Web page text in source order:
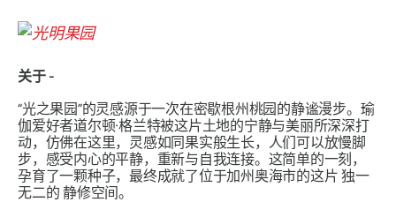
关于 -
“光之果园”的灵感源于一次在密歇根州桃园的静谧漫步。瑜
伽爱好者道尔顿·格兰特被这片土地的宁静与美丽所深深打
动，仿佛在这里，灵感如同果实般生长，人们可以放慢脚
步，感受内心的平静，重新与自我连接。这简单的一刻，
孕育了一颗种子，最终成就了位于加州奥海市的这片​​独一
无二的静修空间。